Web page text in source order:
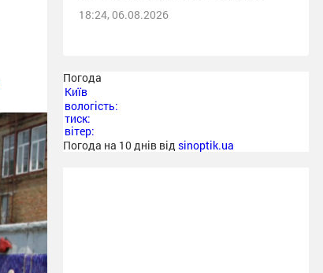
18:24, 06.08.2026
Погода
Київ
вологість:
тиск:
вітер:
Погода на 10 днів від sinoptik.ua